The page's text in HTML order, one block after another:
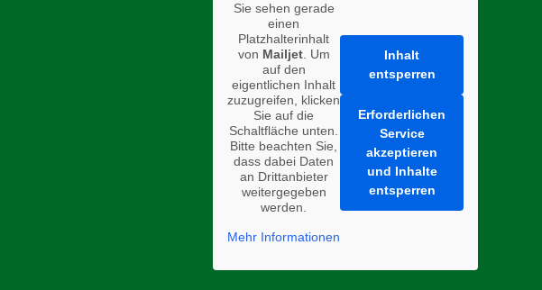
Sie sehen gerade
einen
Platzhalterinhalt
von Mailjet. Um
auf den
eigentlichen Inhalt
zuzugreifen, klicken
Sie auf die
Schaltfläche unten.
Bitte beachten Sie,
dass dabei Daten
an Drittanbieter
weitergegeben
werden.
Mehr Informationen
Inhalt
entsperren
Erforderlichen
Service
akzeptieren
und Inhalte
entsperren